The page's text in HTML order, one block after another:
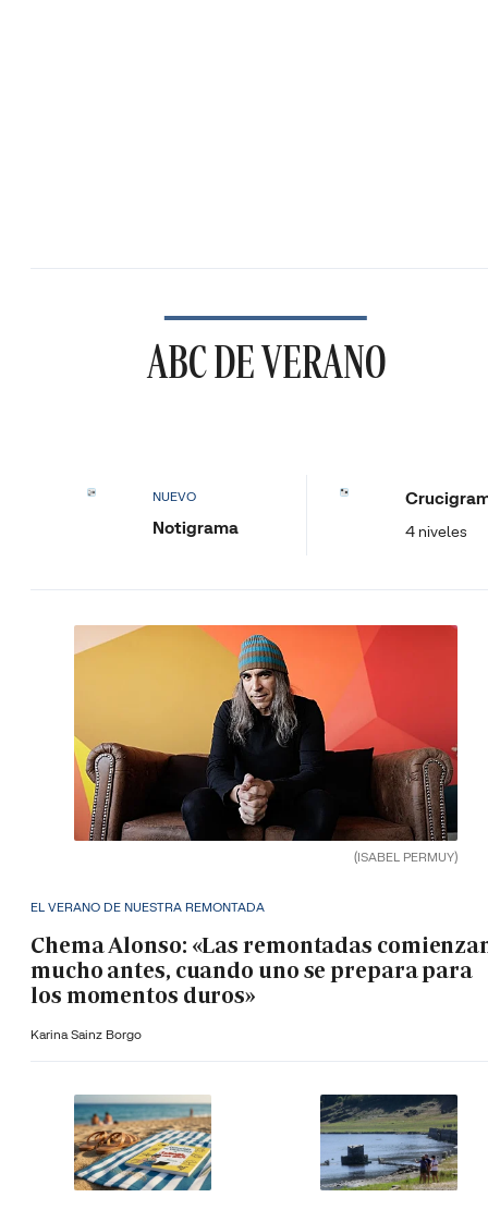
ABC DE VERANO
NUEVO
Notigrama 4 niveles
(ISABEL PERMUY)
EL VERANO DE NUESTRA REMONTADA
Chema Alonso: «Las remontadas
mucho antes, cuando uno se prepara para
los momentos duros»
Karina Sainz Borgo